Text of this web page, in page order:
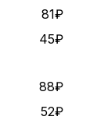
81₽
45₽
88₽
52₽